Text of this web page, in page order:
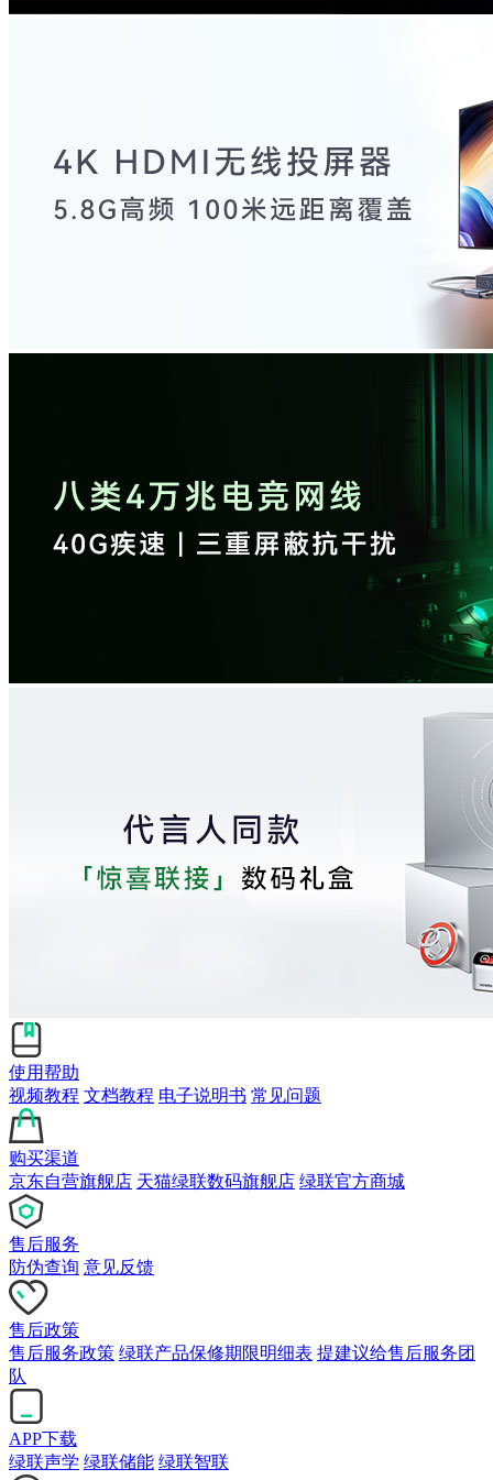
使用帮助
视频教程 文档教程 电子说明书 常见问题
购买渠道
京东自营旗舰店 天猫绿联数码旗舰店 绿联官方商城
售后服务
防伪查询 意见反馈
售后政策
售后服务政策 绿联产品保修期限明细表 提建议给售后服务团
队
APP下载
绿联声学 绿联储能 绿联智联